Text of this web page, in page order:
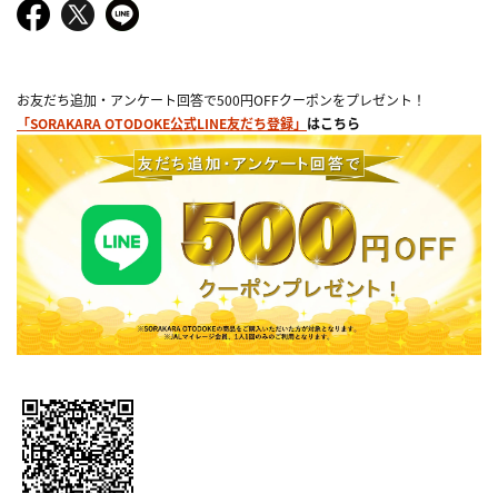
お友だち追加・アンケート回答で500円OFFクーポンをプレゼント！
「SORAKARA OTODOKE公式LINE友だち登録」 はこちら